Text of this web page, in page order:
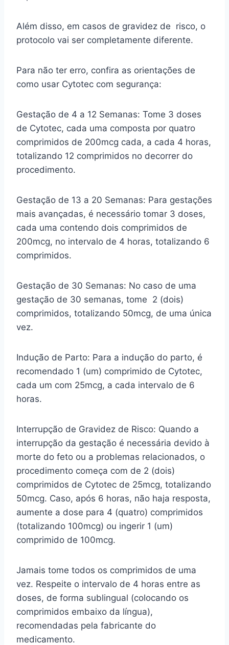
Além disso, em casos de gravidez de risco, o
protocolo vai ser completamente diferente.
Para não ter erro, confira as orientações de
como usar Cytotec com segurança:
Gestação de 4 a 12 Semanas: Tome 3 doses
de Cytotec, cada uma composta por quatro
comprimidos de 200mcg cada, a cada 4 horas,
totalizando 12 comprimidos no decorrer do
procedimento.
Gestação de 13 a 20 Semanas: Para gestações
mais avançadas, é necessário tomar 3 doses,
cada uma contendo dois comprimidos de
200mcg, no intervalo de 4 horas, totalizando 6
comprimidos.
Gestação de 30 Semanas: No caso de uma
gestação de 30 semanas, tome 2 (dois)
comprimidos, totalizando 50mcg, de uma única
vez.
Indução de Parto: Para a indução do parto, é
recomendado 1 (um) comprimido de Cytotec,
cada um com 25mcg, a cada intervalo de 6
horas.
Interrupção de Gravidez de Risco: Quando a
interrupção da gestação é necessária devido à
morte do feto ou a problemas relacionados, o
procedimento começa com de 2 (dois)
comprimidos de Cytotec de 25mcg, totalizando
50mcg. Caso, após 6 horas, não haja resposta,
aumente a dose para 4 (quatro) comprimidos
(totalizando 100mcg) ou ingerir 1 (um)
comprimido de 100mcg.
Jamais tome todos os comprimidos de uma
vez. Respeite o intervalo de 4 horas entre as
doses, de forma sublingual (colocando os
comprimidos embaixo da língua),
recomendadas pela fabricante do
medicamento.